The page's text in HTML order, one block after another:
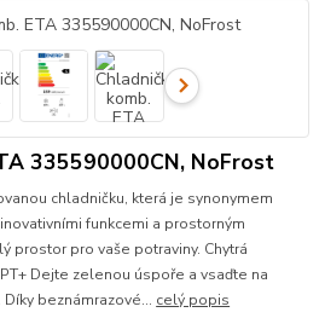
335590000CN, NoFrost
chladničku, která je synonymem
funkcemi a prostorným
prostor pro vaše potraviny. Chytrá
Dejte zelenou úspoře a vsaďte na
beznámrazové... celý popis